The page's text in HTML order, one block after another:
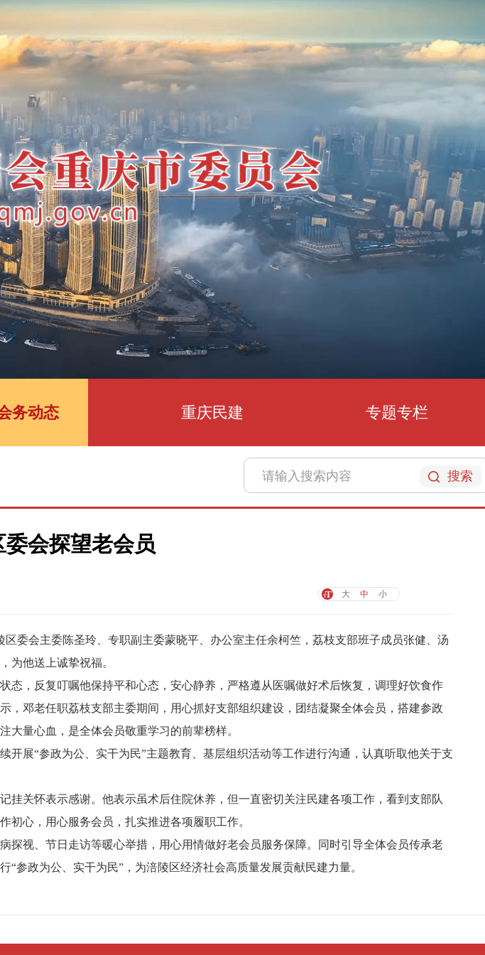
务动态 重庆民建 专题专栏
搜索
委会探望老会员
大 中 小
委会主委陈圣玲、专职副主委蒙晓平、办公室主任余柯竺，荔枝支部班子成员张健、汤
为他送上诚挚祝福。
态，反复叮嘱他保持平和心态，安心静养，严格遵从医嘱做好术后恢复，调理好饮食作
邓老任职荔枝支部主委期间，用心抓好支部组织建设，团结凝聚全体会员，搭建参政
大量心血，是全体会员敬重学习的前辈榜样。
展“参政为公、实干为民”主题教育、基层组织活动等工作进行沟通，认真听取他关于支
关怀表示感谢。他表示虽术后住院休养，但一直密切关注民建各项工作，看到支部队
心，用心服务会员，扎实推进各项履职工作。
探视、节日走访等暖心举措，用心用情做好老会员服务保障。同时引导全体会员传承老
参政为公、实干为民”，为涪陵区经济社会高质量发展贡献民建力量。